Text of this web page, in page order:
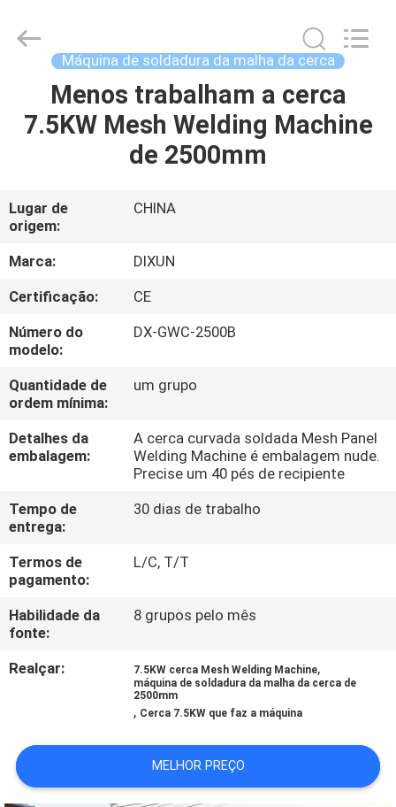
CASA
MOSTRA
DE
VR
SOBRE
NÓS
EXCURSÃO
DA
FÁBRICA
CONTROLE
DA
QUALIDADE
CONTACTE-
NOS
CITAÇÕES
Mesh
Products
Máquina de soldadura da malha da cerca
Menos trabalham a cerca
7.5KW Mesh Welding Machine
de 2500mm
Lugar de
origem:
CHINA
Marca:
DIXUN
Certificação:
CE
Número do
modelo:
DX-GWC-2500B
Quantidade de
ordem mínima:
um grupo
Detalhes da
embalagem:
A cerca curvada soldada Mesh Panel
Welding Machine é embalagem nude.
Precise um 40 pés de recipiente
Tempo de
entrega:
30 dias de trabalho
Termos de
pagamento:
L/C, T/T
Habilidade da
fonte:
8 grupos pelo mês
Realçar: 7.5KW cerca Mesh Welding Machine,
máquina de soldadura da malha da cerca de
2500mm
, Cerca 7.5KW que faz a máquina
MELHOR PREÇO